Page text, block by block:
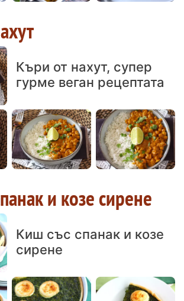
Къри от нахут, супер
гурме веган рецептата
и козе сирене
Киш със спанак и козе
сирене